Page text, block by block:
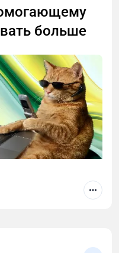
больше
почему одни
технической